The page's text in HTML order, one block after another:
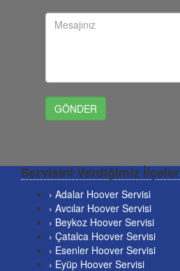
Servisini Verdiğimiz İlçeler
› Adalar Hoover Servisi
› Avcılar Hoover Servisi
› Beykoz Hoover Servisi
› Çatalca Hoover Servisi
› Esenler Hoover Servisi
› Eyüp Hoover Servisi